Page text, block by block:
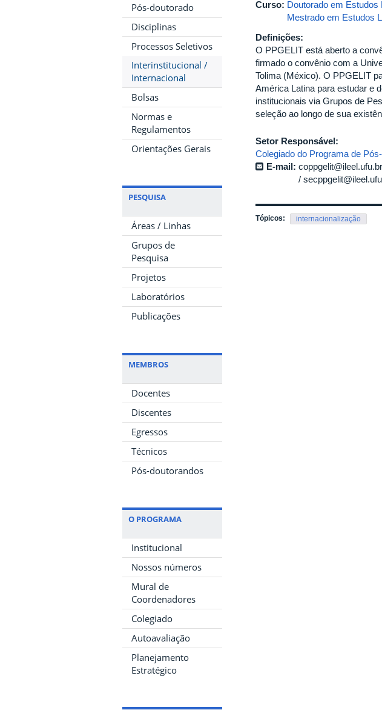
Pós-doutorado
Disciplinas
Processos Seletivos
Interinstitucional /
Internacional
Bolsas
Normas e
Regulamentos
Orientações Gerais
PESQUISA
Áreas / Linhas
Grupos de
Pesquisa
Projetos
Laboratórios
Publicações
MEMBROS
Docentes
Discentes
Egressos
Técnicos
Pós-doutorandos
O PROGRAMA
Institucional
Nossos números
Mural de
Coordenadores
Colegiado
Autoavaliação
Planejamento
Estratégico
Curso: Doutorado em Estudos
Mestrado em Estudos
Definições:
O PPGELIT está aberto a
firmado o convênio com a
Tolima (México). O PPGELIT
América Latina para estudar e
institucionais via Grupos de
seleção ao longo de sua
Setor Responsável:
Colegiado do Programa de
E-mail: coppgelit@ileel.ufu.br
Tópicos: internacionalização